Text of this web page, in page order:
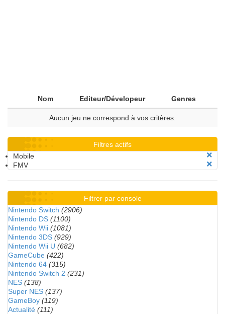
Nom Editeur/Dévelopeur Genres
Aucun jeu ne correspond à vos critères.
Filtres actifs
Mobile
FMV
Filtrer par console
Nintendo Switch (2906)
Nintendo DS (1100)
Nintendo Wii (1081)
Nintendo 3DS (929)
Nintendo Wii U (682)
GameCube (422)
Nintendo 64 (315)
Nintendo Switch 2 (231)
NES (138)
Super NES (137)
GameBoy (119)
Actualité (111)